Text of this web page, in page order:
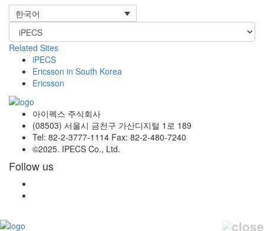
한국어
Related Sites
iPECS
Ericsson in South Korea
Ericsson
아이펙스 주식회사
(08503) 서울시 금천구 가산디지털 1로 189
Tel: 82-2-3777-1114 Fax: 82-2-480-7240
©2025. IPECS Co., Ltd.
Follow us